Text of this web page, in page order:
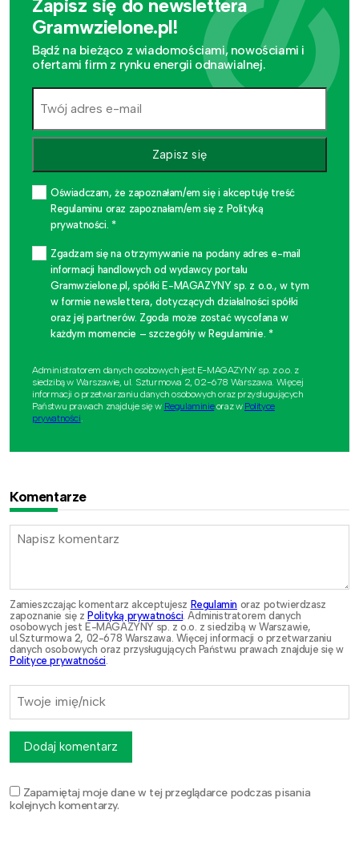
Zapisz się do newslettera
Gramwzielone.pl!
Bądź na bieżąco z wiadomościami, nowościami i
ofertami firm z rynku energii odnawialnej.
Zapisz się
Oświadczam, że zapoznałam/em się i akceptuję treść
Regulaminu oraz zapoznałam/em się z Polityką
prywatności. *
Zgadzam się na otrzymywanie na podany adres e-mail
informacji handlowych od wydawcy portalu
Gramwzielone.pl, spółki E-MAGAZYNY sp. z o.o., w tym
w formie newslettera, dotyczących działalności spółki
oraz jej partnerów. Zgoda może zostać wycofana w
każdym momencie – szczegóły w Regulaminie. *
Administratorem danych osobowych jest E-MAGAZYNY sp. z o.o. z
siedzibą w Warszawie, ul. Szturmowa 2, 02-678 Warszawa. Więcej
informacji o przetwarzaniu danych osobowych oraz przysługujących
Państwu prawach znajduje się w Regulaminieoraz w Polityce
prywatności.
Komentarze
Zamieszczając komentarz akceptujesz Regulamin oraz potwierdzasz
zapoznanie się zPolityką prywatności . Administratorem danych
osobowych jest E-MAGAZYNY sp. z o.o. z siedzibą w Warszawie,
ul.Szturmowa 2, 02-678 Warszawa. Więcej informacji o przetwarzaniu
danych osobowych oraz przysługujących Państwu prawach znajduje się w
Polityce prywatności
Zapamiętaj moje dane w tej przeglądarce podczas pisania
kolejnych komentarzy.
Dodaj komentarz